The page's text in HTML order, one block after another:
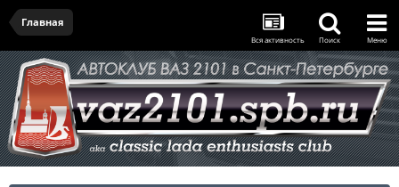
Главная
Вся активность Поиск Меню